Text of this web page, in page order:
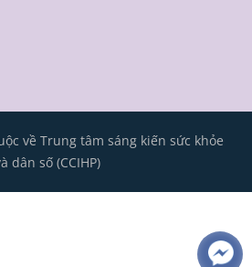
về Trung tâm sáng kiến sức khỏe
dân số (CCIHP)